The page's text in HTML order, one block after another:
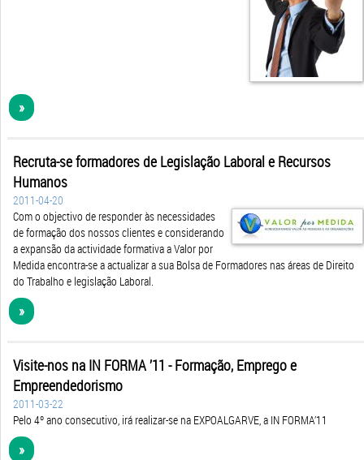
»
Recruta-se formadores de Legislação Laboral e Recursos
Humanos
2011-04-20
Com o objectivo de responder às necessidades
de formação dos nossos clientes e considerando
a expansão da actividade formativa a Valor por
Medida encontra-se a actualizar a sua Bolsa de Formadores nas áreas de Direito
do Trabalho e legislação Laboral.
»
Visite-nos na IN FORMA ’11 - Formação, Emprego e
Empreended​orismo
2011-03-22
Pelo 4º ano consecutivo, irá realizar-se na EXPOALGARVE, a IN FORMA’11
»